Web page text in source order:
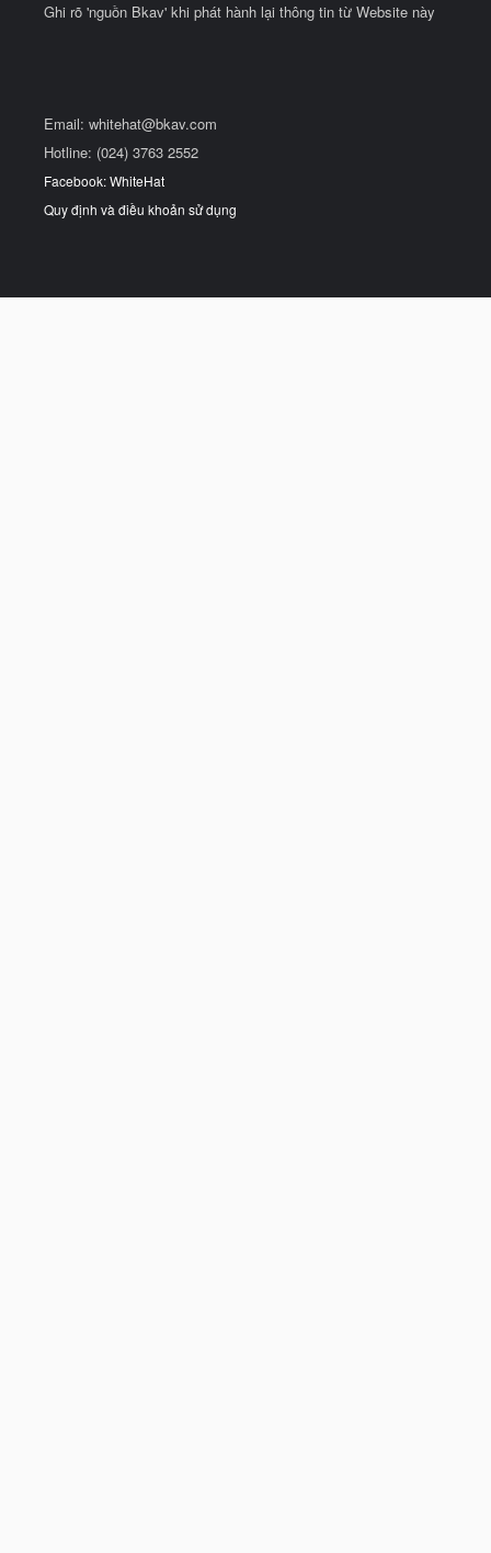
Ghi rõ 'nguồn Bkav' khi phát hành lại thông tin từ Website này
Email: whitehat@bkav.com
Hotline: (024) 3763 2552
Facebook: WhiteHat
Quy định và điều khoản sử dụng